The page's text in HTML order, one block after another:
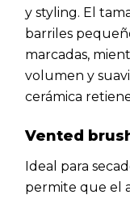
y styling. El
barriles
marcadas,
volumen y
cerámica
Vented
Ideal para
permite que el